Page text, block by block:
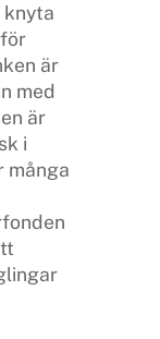
knyta
är
med
är
i
många